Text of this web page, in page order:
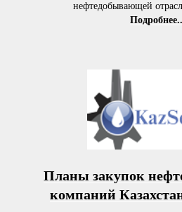
нефтедобывающей
Планы закупок
компаний